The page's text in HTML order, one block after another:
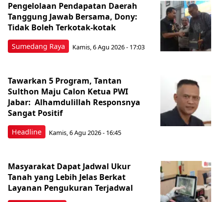
Sumedang Raya
Pengelolaan Pendapatan Daerah
Tanggung Jawab Bersama, Dony:
Tidak Boleh Terkotak-kotak
Kamis, 6 Agu 2026 - 17:03
Headline
Tawarkan 5 Program, Tantan
Sulthon Maju Calon Ketua PWI
Jabar: Alhamdulillah Responsnya
Sangat Positif
Kamis, 6 Agu 2026 - 16:45
Masyarakat Dapat Jadwal Ukur
Tanah yang Lebih Jelas Berkat
Layanan Pengukuran Terjadwal